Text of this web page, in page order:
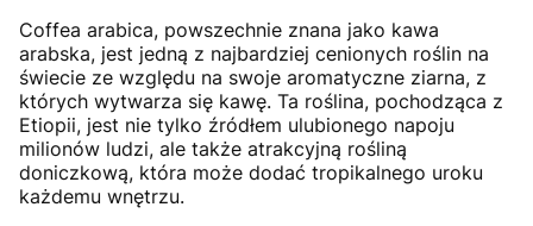
Coffea arabica, powszechnie znana jako kawa
arabska, jest jedną z najbardziej cenionych roślin na
świecie ze względu na swoje aromatyczne ziarna, z
których wytwarza się kawę. Ta roślina, pochodząca z
Etiopii, jest nie tylko źródłem ulubionego napoju
milionów ludzi, ale także atrakcyjną rośliną
doniczkową, która może dodać tropikalnego uroku
każdemu wnętrzu.